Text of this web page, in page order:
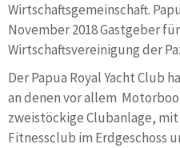
Wirtschaftsgemeinschaft.
November 2018 Gastgeber
Wirtschaftsvereinigung der
Der Papua Royal Yacht Club
an denen vor allem
zweistöckige Clubanlage,
Fitnessclub im Erdgeschoss